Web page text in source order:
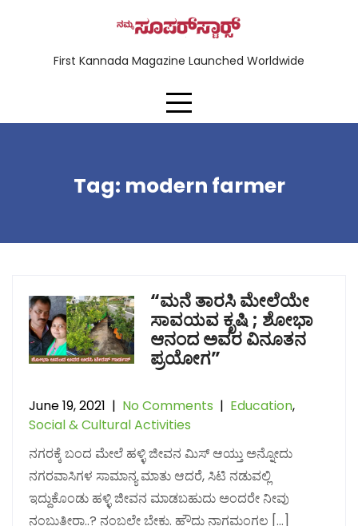
First Kannada Magazine Launched Worldwide
Tag: modern farmer
“ಮನೆ ತಾರಸಿ ಮೇಲೆಯೇ
ಸಾವಯವ ಕೃಷಿ ; ಶೋಭಾ
ಆನಂದ ಅವರ ವಿನೂತನ
ಪ್ರಯೋಗ”
June 19, 2021 | No Comments | Education,
Social & Cultural Activities
ನಗರಕ್ಕೆ ಬಂದ ಮೇಲೆ ಹಳ್ಳಿ ಜೀವನ ಮಿಸ್ ಆಯ್ತು ಅನ್ನೋದು
ನಗರವಾಸಿಗಳ ಸಾಮಾನ್ಯ ಮಾತು ಆದರೆ, ಸಿಟಿ ನಡುವಲ್ಲಿ
ಇದ್ದುಕೊಂಡು ಹಳ್ಳಿ ಜೀವನ ಮಾಡಬಹುದು ಅಂದರೇ ನೀವು
ನಂಬುತ್ತೀರಾ..? ನಂಬಲೇ ಬೇಕು. ಹೌದು ನಾಗಮಂಗಲ […]